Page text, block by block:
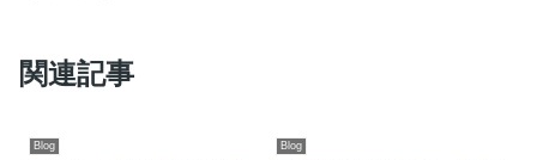
関連記事
Blog Blog